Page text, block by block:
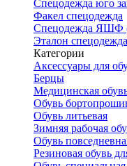
Спецодежда юго
Факел спецодежда
Спецодежда ЯШФ
Эталон спецодежда
Категории
Аксессуары для
Берцы
Медицинская
Обувь
Обувь литьевая
Зимняя рабочая
Обувь
Резиновая обувь